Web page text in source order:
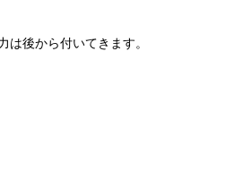
後から付いてきます。